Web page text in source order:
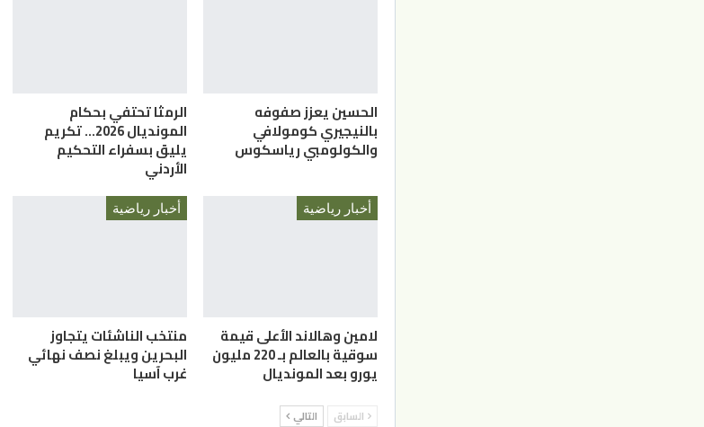
الحسين يعزز صفوفه
بالنيجيري كومولافي
والكولومبي رياسكوس
الرمثا تحتفي بحكام
المونديال 2026… تكريم
يليق بسفراء التحكيم
الأردني
أخبار رياضية
لامين وهالاند الأعلى قيمة
سوقية بالعالم بـ 220 مليون
يورو بعد المونديال
أخبار رياضية
منتخب الناشئات يتجاوز
البحرين ويبلغ نصف نهائي
غرب آسيا
السابق التالي